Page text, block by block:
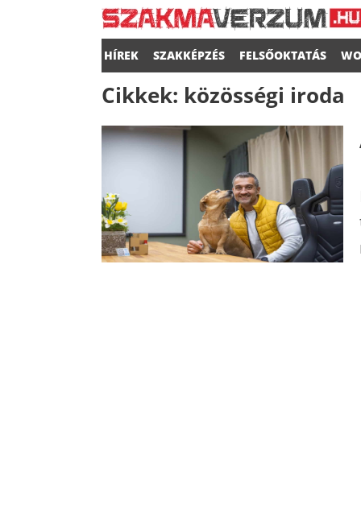
HÍREK SZAKKÉPZÉS FELSŐOKTATÁS
Cikkek: közösségi iroda